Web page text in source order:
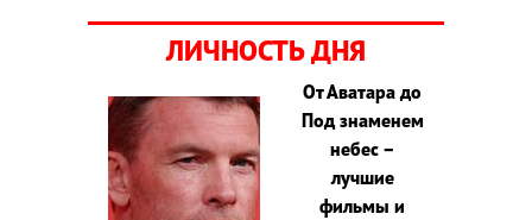
ЛИЧНОСТЬ ДНЯ
От Аватара до
Под знаменем
небес –
лучшие
фильмы и